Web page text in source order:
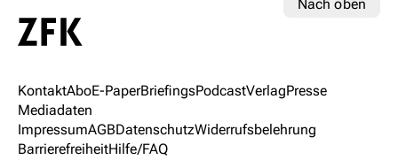
Nach oben
KontaktAboE-PaperBriefingsPodcastVerlagPresse
Mediadaten
ImpressumAGBDatenschutzWiderrufsbelehrung
BarrierefreiheitHilfe/FAQ